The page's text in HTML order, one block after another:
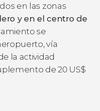
en las zonas
y en el centro de
se
vía
la actividad
de 20 US$